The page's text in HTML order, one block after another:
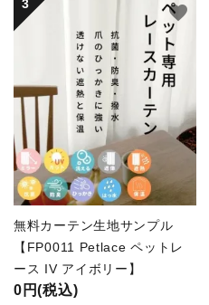
無料カーテン生地サンプル
【FP0011 Petlace ペットレ
ース IV アイボリー】
0円(税込)
favorite